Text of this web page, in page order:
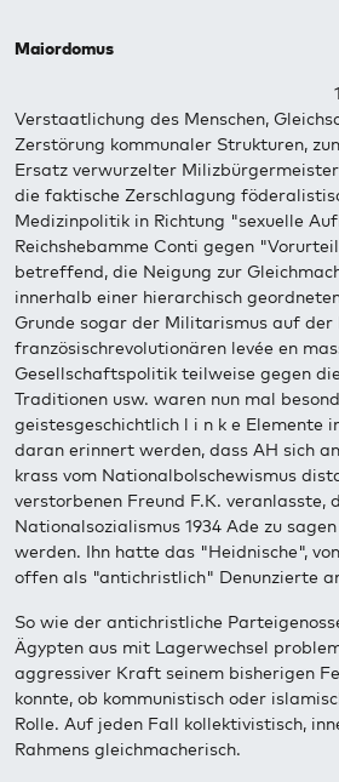
Maiordomus
Verstaatlichung des Menschen,
Zerstörung kommunaler Strukturen,
Ersatz verwurzelter
die faktische Zerschlagung
Medizinpolitik in Richtung "sexuelle
Reichshebamme Conti gegen
betreffend, die Neigung zur
innerhalb einer hierarchisch
Grunde sogar der Militarismus auf der
französischrevolutionären levée en
Gesellschaftspolitik teilweise gegen
Traditionen usw. waren nun mal
geistesgeschichtlich l i n k e Elemente
daran erinnert werden, dass AH sich
krass vom Nationalbolschewismus
verstorbenen Freund F.K. veranlasste,
Nationalsozialismus 1934 Ade zu
werden. Ihn hatte das "Heidnische",
offen als "antichristlich" Denunzierte
So wie der antichristliche
Ägypten aus mit Lagerwechsel
aggressiver Kraft seinem bisherigen
konnte, ob kommunistisch oder
Rolle. Auf jeden Fall kollektivistisch,
Rahmens gleichmacherisch.